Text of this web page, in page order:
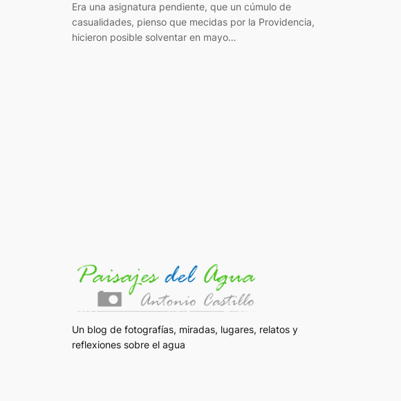
Era una asignatura pendiente, que un cúmulo de
casualidades, pienso que mecidas por la Providencia,
hicieron posible solventar en mayo…
Un blog de fotografías, miradas, lugares, relatos y
reflexiones sobre el agua